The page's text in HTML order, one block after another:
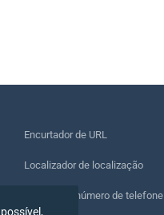
Encurtador de URL
Localizador de localização
Localizar o número de telefone